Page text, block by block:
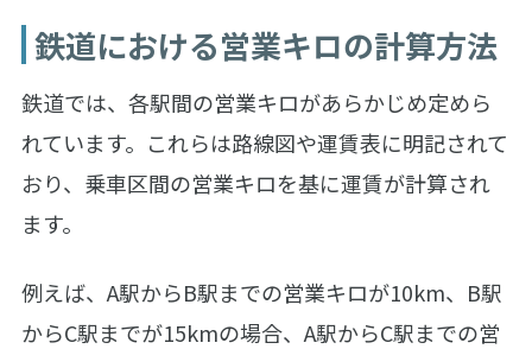
鉄道における営業キロの計算方法
鉄道では、各駅間の営業キロがあらかじめ定めら
れています。これらは路線図や運賃表に明記されて
おり、乗車区間の営業キロを基に運賃が計算され
ます。
例えば、A駅からB駅までの営業キロが10km、B駅
からC駅までが15kmの場合、A駅からC駅までの営